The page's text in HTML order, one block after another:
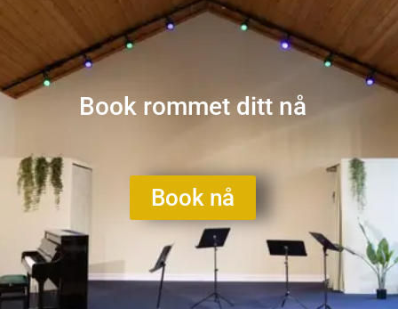
Book rommet ditt nå
Book nå